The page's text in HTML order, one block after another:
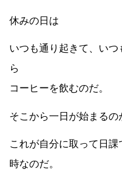
休みの日は
いつも通り起きて、い
ら
コーヒーを飲むのだ。
そこから一日が始まるの
これが自分に取って日
時なのだ。